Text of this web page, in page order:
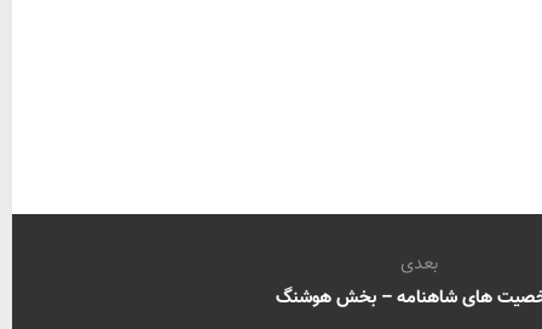
بعدی
های شاهنامه – بخش هوشنگ